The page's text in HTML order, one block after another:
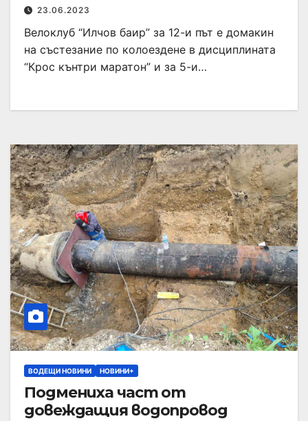
23.06.2023
Велоклуб “Илчов баир” за 12-и път е домакин
на състезание по колоездене в дисциплината
“Крос кънтри маратон” и за 5-и…
ВОДЕЩИ НОВИНИ НОВИНИ+
Подмениха част от
довеждащия водопровод